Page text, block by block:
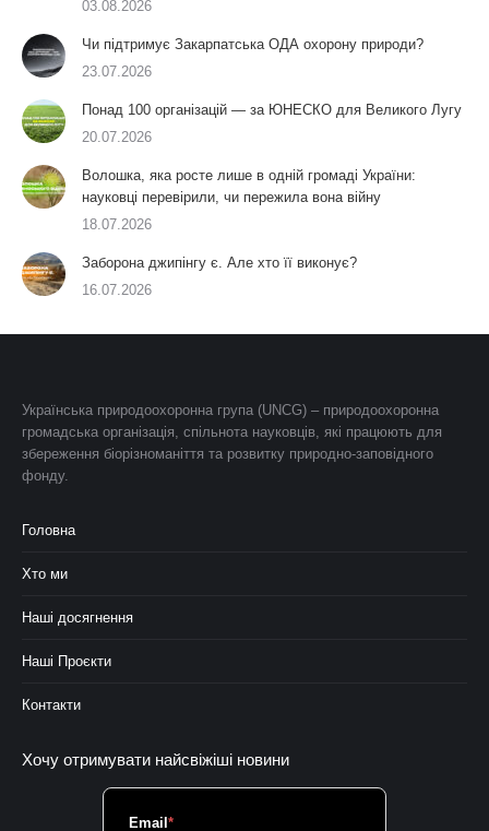
03.08.2026
Чи підтримує Закарпатська ОДА охорону природи?
23.07.2026
Понад 100 організацій — за ЮНЕСКО для Великого Лугу
20.07.2026
Волошка, яка росте лише в одній громаді України:
науковці перевірили, чи пережила вона війну
18.07.2026
Заборона джипінгу є. Але хто її виконує?
16.07.2026
Українська природоохоронна група (UNCG) – природоохоронна
громадська організація, спільнота науковців, які працюють для
збереження біорізноманіття та розвитку природно-заповідного
фонду.
Головна
Хто ми
Наші досягнення
Наші Проєкти
Контакти
Хочу отримувати найсвіжіші новини
Email *